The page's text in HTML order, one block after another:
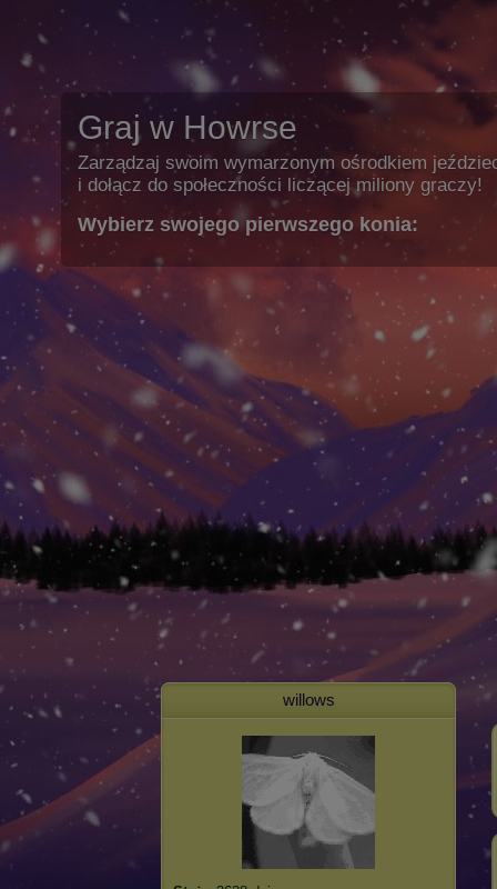
Graj w Howrse
Zarządzaj swoim wymarzonym ośrodkiem
i dołącz do społeczności liczącej miliony graczy!
Wybierz swojego pierwszego konia:
willows